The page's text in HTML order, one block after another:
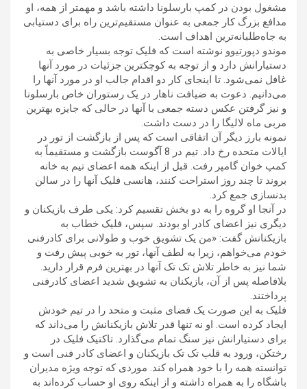
مشغول بودن در کمپ بارسلونا داشته باشد و مهمتر از همه، او
مدافع بزرگ کار جمعی به عنوان مستقیم‌ترین راه برای دستیابی
به جاه‌طلبانه‌ترین اهداف است.
موندو دپورتیوو نوشته است که فلیک توجه بسیار خاصی به
دستیارانش دارد و از توجه به کوچکترین جزئیات در مورد آنها
غافل نمی‌شود. تا اینجای کار دو اقدام جالب او در مورد آنها را
می‌دانیم. دعوت به ضیافت ناهار در یک رستوران خاص بارسلونا
و نیز گرفتن عکس دسته جمعی با آنها در حالی که جایزه بهترین
مربی ماه لالیگا را در دست داشت.
نمونه بارز دیگر آن اتفاقی است که پس از بازگشت از تور در
ایالات متحده رخ داد. تیم در 8 آگوست بازگشت و مستقیماً به
کمپ خوان گامپر رفت. قبل از اینکه همه اعضای تیم به خانه
بروند تا چند روز استراحت کنند، هانسی فلیک آنها را در سالن
بدنسازی جمع کرد.
در آنجا او گروه را به دو بخش تقسیم کرد: یکی طرف بازیکنان و
دیگری نیز اعضای کادر او بودند. سپس، فلیک خطاب به
بازیکنانش گفت: «من یک تشویق خوب و طولانی برای کادرفنی
خودم می‌خواهم، زیرا به لطف آنها، تور به خوبی پیش رفت و
شما نیز به خاطر تلاش تک تک آنها در بهترین فرم قرار دارید.
بلافاصله پس از آن، بازیکنان به تشویق شدید اعضای کادرفنی
پرداختند.
فلیک به این صورت یک فضای مثبت و متحد را در تیم خودش
ایجاد کرده است. او نه تنها قدر تلاش بازیکنانش را می‌داند که
برای دستیارانش نیز سنگ تمام می‌گذارد. تاکتیک فلیک در
رختکن، ورود به قلب تک تک بازیکنان و اعضای کادر فنی است و
توانسته همه را با خود همراه کند. موردی که توجه ویژه مدیران
باشگاه را به همراه داشته و از اینکه روی او حساب کرده‌اند به